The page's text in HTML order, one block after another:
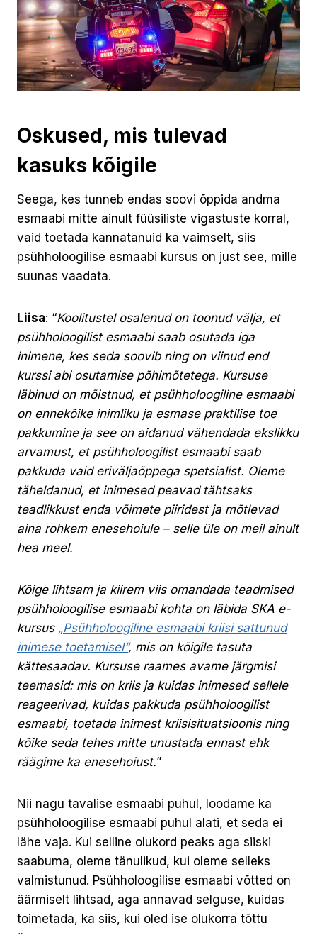
Oskused, mis tulevad
kasuks kõigile
Seega, kes tunneb endas soovi õppida andma
esmaabi mitte ainult füüsiliste vigastuste korral,
vaid toetada kannatanuid ka vaimselt, siis
psühholoogilise esmaabi kursus on just see, mille
suunas vaadata.
Liisa: “Koolitustel osalenud on toonud välja, et
psühholoogilist esmaabi saab osutada iga
inimene, kes seda soovib ning on viinud end
kurssi abi osutamise põhimõtetega. Kursuse
läbinud on mõistnud, et psühholoogiline esmaabi
on ennekõike inimliku ja esmase praktilise toe
pakkumine ja see on aidanud vähendada ekslikku
arvamust, et psühholoogilist esmaabi saab
pakkuda vaid eriväljaõppega spetsialist. Oleme
täheldanud, et inimesed peavad tähtsaks
teadlikkust enda võimete piiridest ja mõtlevad
aina rohkem enesehoiule – selle üle on meil ainult
hea meel.
Kõige lihtsam ja kiirem viis omandada teadmised
psühholoogilise esmaabi kohta on läbida SKA e-
kursus „Psühholoogiline esmaabi kriisi sattunud
inimese toetamisel“, mis on kõigile tasuta
kättesaadav. Kursuse raames avame järgmisi
teemasid: mis on kriis ja kuidas inimesed sellele
reageerivad, kuidas pakkuda psühholoogilist
esmaabi, toetada inimest kriisisituatsioonis ning
kõike seda tehes mitte unustada ennast ehk
räägime ka enesehoiust.”
Nii nagu tavalise esmaabi puhul, loodame ka
psühholoogilise esmaabi puhul alati, et seda ei
lähe vaja. Kui selline olukord peaks aga siiski
saabuma, oleme tänulikud, kui oleme selleks
valmistunud. Psühholoogilise esmaabi võtted on
äärmiselt lihtsad, aga annavad selguse, kuidas
toimetada, ka siis, kui oled ise olukorra tõttu